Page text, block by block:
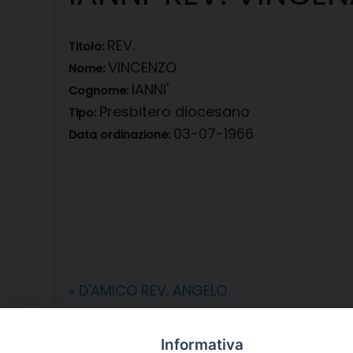
Titolo: REV.
Nome: VINCENZO
Cognome: IANNI'
Tipo: Presbitero diocesano
Data ordinazione: 03-07-1966
« D'AMICO REV. ANGELO
Informativa